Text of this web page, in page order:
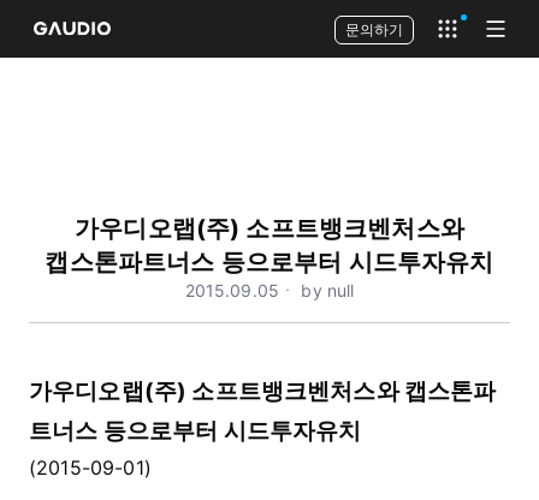
문의하기
Open app
가우디오랩(주) 소프트뱅크벤처스와
캡스톤파트너스 등으로부터 시드투자유치
2015.09.05ㆍ by null
가우디오랩(주) 소프트뱅크벤처스와 캡스톤파
트너스 등으로부터 시드투자유치
(2015-09-01)